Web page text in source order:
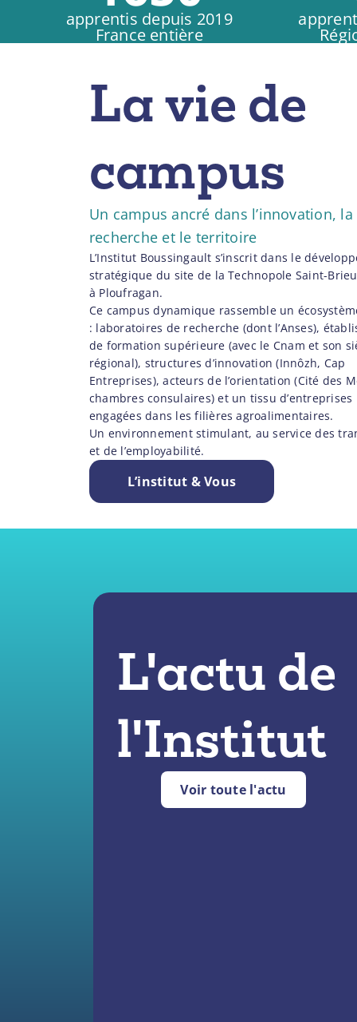
apprentis depuis 2019
France entière
La vie de
campus
Un campus ancré dans l’innovation, la
recherche et le territoire
L’Institut Boussingault s’inscrit dans le
stratégique du site de la Technopole Saint-
à Ploufragan.
Ce campus dynamique rassemble un
: laboratoires de recherche (dont l’Anses),
de formation supérieure (avec le Cnam et son
régional), structures d’innovation (Innôzh, Cap
Entreprises), acteurs de l’orientation (Cité des
chambres consulaires) et un tissu d’entreprises
engagées dans les filières agroalimentaires.
Un environnement stimulant, au service des
et de l’employabilité.
L’institut & Vous
L'actu de
l'Institut
Voir toute l'actu